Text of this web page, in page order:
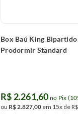
Box Baú King Bipartido
Prodormir Standard
R$ 2.261,60 no Pix
ou R$2.827,00 em 15x deR$